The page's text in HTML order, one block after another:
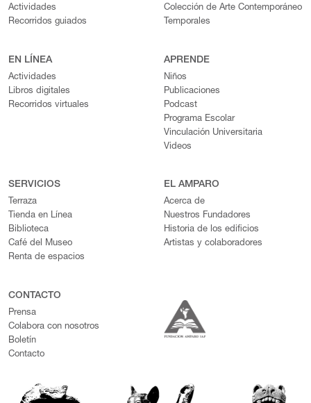
Actividades
Recorridos guiados
Colección de Arte Contemporáneo
Temporales
EN LÍNEA
Actividades
Libros digitales
Recorridos virtuales
APRENDE
Niños
Publicaciones
Podcast
Programa Escolar
Vinculación Universitaria
Videos
SERVICIOS
Terraza
Tienda en Línea
Biblioteca
Café del Museo
Renta de espacios
EL AMPARO
Acerca de
Nuestros Fundadores
Historia de los edificios
Artistas y colaboradores
CONTACTO
Prensa
Colabora con nosotros
Boletín
Contacto